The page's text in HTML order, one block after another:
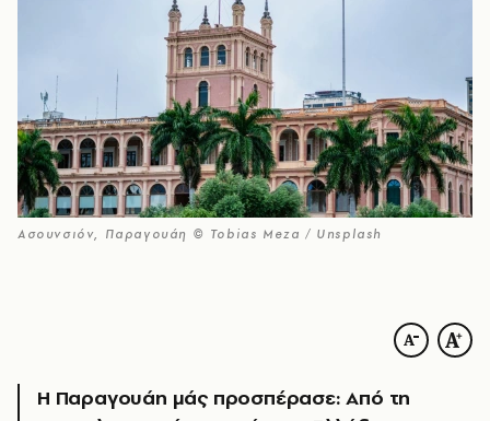
Ασουνσιόν, Παραγουάη © Tobias Meza / Unsplash
Η Παραγουάη μάς προσπέρασε: Από τη